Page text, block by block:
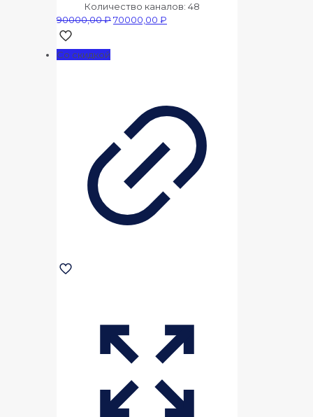
Количество каналов: 48
90000,00₽Первоначальная
70000,00 ₽
Со скидкой